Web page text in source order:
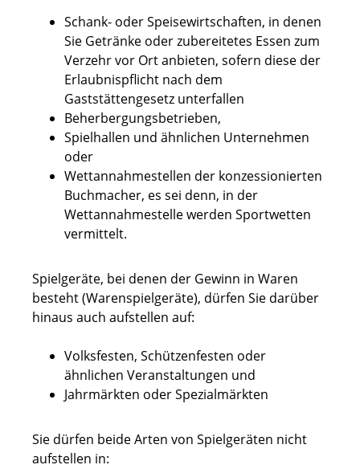
Schank- oder Speisewirtschaften, in denen
Sie Getränke oder zubereitetes Essen zum
Verzehr vor Ort anbieten, sofern diese der
Erlaubnispflicht nach dem
Gaststättengesetz unterfallen
Beherbergungsbetrieben,
Spielhallen und ähnlichen Unternehmen
oder
Wettannahmestellen der konzessionierten
Buchmacher, es sei denn, in der
Wettannahmestelle werden Sportwetten
vermittelt.
Spielgeräte, bei denen der Gewinn in Waren
besteht (Warenspielgeräte), dürfen Sie darüber
hinaus auch aufstellen auf:
Volksfesten, Schützenfesten oder
ähnlichen Veranstaltungen und
Jahrmärkten oder Spezialmärkten
Sie dürfen beide Arten von Spielgeräten nicht
aufstellen in: